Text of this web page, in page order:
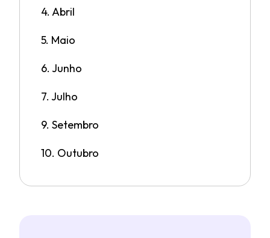
4. Abril
5. Maio
6. Junho
7. Julho
9. Setembro
10. Outubro